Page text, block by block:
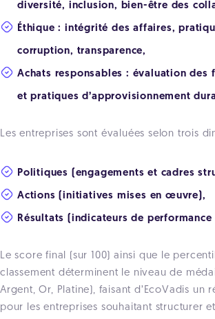
diversité, inclusion, bien-être des
Éthique : intégrité des affaires,
corruption, transparence,
Achats responsables : évaluation des
et pratiques d’approvisionnement
Les entreprises sont évaluées selon trois
Politiques (engagements et cadres
Actions (initiatives mises en œuvre),
Résultats (indicateurs de
Le score final (sur 100) ainsi que le
classement déterminent le niveau de
Argent, Or, Platine), faisant d’EcoVadis un
pour les entreprises souhaitant structurer